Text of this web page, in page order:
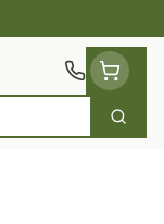
Zoek